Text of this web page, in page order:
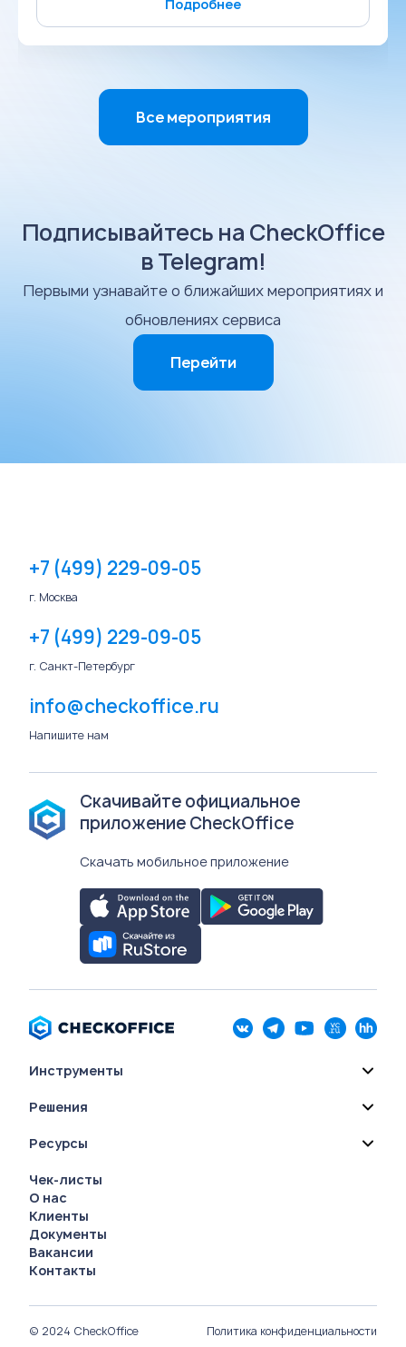
Подробнее
Все мероприятия
Подписывайтесь на CheckOffice
в Telegram!
Первыми узнавайте о ближайших мероприятиях и
обновлениях сервиса
Перейти
+7 (499) 229-09-05
г. Москва
+7 (499) 229-09-05
г. Санкт-Петербург
info@checkoffice.ru
Напишите нам
Скачивайте официальное
приложение CheckOffice
Скачать мобильное приложение
Инструменты
Решения
Ресурсы
Чек-листы
О нас
Клиенты
Документы
Вакансии
Контакты
© 2024 CheckOffice Политика конфиденциальности